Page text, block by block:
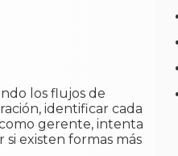
los flujos de
identificar cada
gerente, intenta
existen formas más